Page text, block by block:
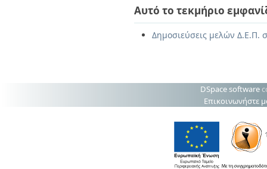
Αυτό το τεκμήριο
Δημοσιεύσεις μελών Δ.Ε.Π.
DSpace software
Επικοινωνήστε